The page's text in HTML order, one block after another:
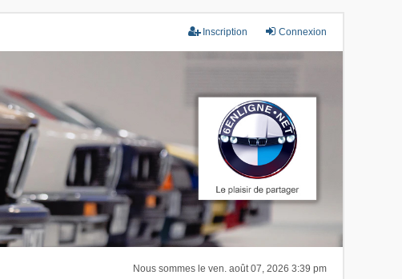
Connexion
Inscription
Nous sommes le ven. août 07, 2026 3:39 pm